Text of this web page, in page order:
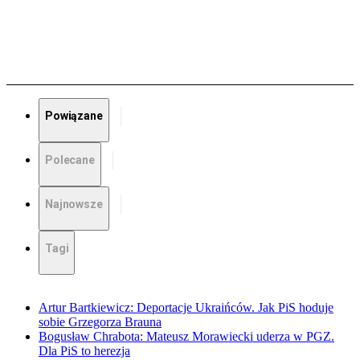
Powiązane
Polecane
Najnowsze
Tagi
Artur Bartkiewicz: Deportacje Ukraińców. Jak PiS hoduje
sobie Grzegorza Brauna
Bogusław Chrabota: Mateusz Morawiecki uderza w PGZ.
Dla PiS to herezja